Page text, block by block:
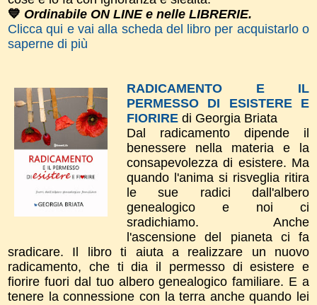
💙 Ordinabile ON LINE e nelle LIBRERIE.
Clicca qui e vai alla scheda del libro per acquistarlo o
saperne di più
RADICAMENTO E IL
PERMESSO DI ESISTERE E
FIORIRE di Georgia Briata
Dal radicamento dipende il
benessere nella materia e la
consapevolezza di esistere. Ma
quando l'anima si risveglia ritira
le sue radici dall'albero
genealogico e noi ci
sradichiamo. Anche
l'ascensione del pianeta ci fa
sradicare. Il libro ti aiuta a realizzare un nuovo
radicamento, che ti dia il permesso di esistere e
fiorire fuori dal tuo albero genealogico familiare. E a
tenere la connessione con la terra anche quando lei